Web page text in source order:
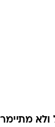
ולא מתיימר